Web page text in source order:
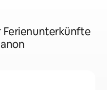
Ferienunterkünfte